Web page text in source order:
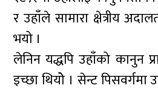
र उहाँले सामारा क्षेत्रीय
भयो ।
लेनिन यद्धपि उहाँको कानुन
इच्छा थियोे । सेन्ट पिसवर्गमा